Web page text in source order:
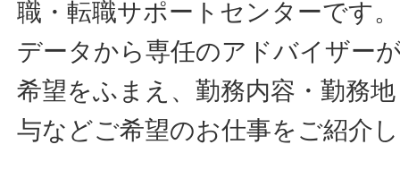
職・転職サポートセンターです
データから専任のアドバイザー
希望をふまえ、勤務内容・勤務
与などご希望のお仕事をご紹介